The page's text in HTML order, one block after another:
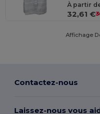
À partir
32,61 €
Affichage
Contactez-nous
Laissez-nous vous